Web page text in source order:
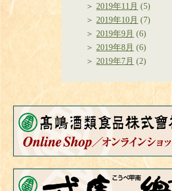
2019年11月 (5)
2019年10月 (7)
2019年9月 (6)
2019年8月 (6)
2019年7月 (2)